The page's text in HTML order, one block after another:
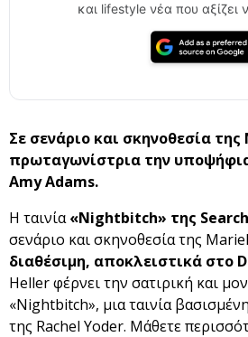
και lifestyle νέα που αξίζει
Σε σενάριο και σκηνοθεσία της
πρωταγωνίστρια την
ΑmyAdams.
Η ταινία«Nightbitch» της
σενάριο και σκηνοθεσία της
διαθέσιμη, αποκλειστικά στο
Heller φέρνει την σατιρική και
«Nightbitch», μια ταινία
της Rachel Yoder. Μάθετε